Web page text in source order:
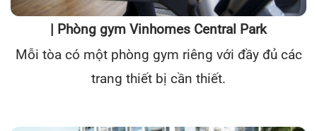
| Phòng gym Vinhomes Central Park
Mỗi tòa có một phòng gym riêng với đầy đủ các
trang thiết bị cần thiết.